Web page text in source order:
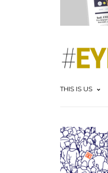
THIS IS US